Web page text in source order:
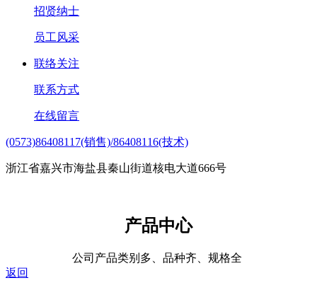
招贤纳士
员工风采
联络关注
联系方式
在线留言
(0573)86408117(销售)/86408116(技术)
浙江省嘉兴市海盐县秦山街道核电大道666号
产品中心
公司产品类别多、品种齐、规格全
返回